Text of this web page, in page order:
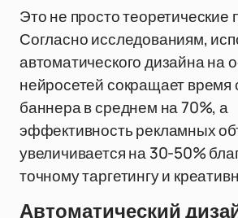
Это не просто
Согласно исследованиям,
автоматического дизайна на
нейросетей сокращает время
баннера в среднем на 70%, а
эффективность рекламных
увеличивается на 30-50%
точному таргетингу и
Автоматический